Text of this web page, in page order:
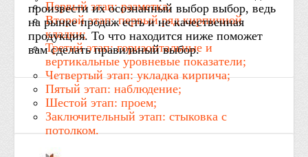
Первый этап: разметка;
Второй этап: первый ряд кирпичной
кладки;
Третий этап: горизонтальные и
вертикальные уровневые показатели;
Четвертый этап: укладка кирпича;
Пятый этап: наблюдение;
Шестой этап: проем;
Заключительный этап: стыковка с
потолком.
произвести их осознанный выбор выбор, ведь
на рынке продаж есть и не качественная
продукция. То что находится ниже поможет
вам сделать правильный выбор.